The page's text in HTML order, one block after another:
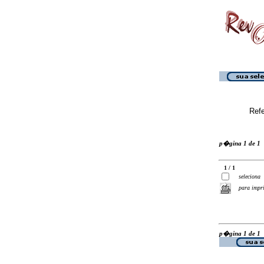
p�gina 1 de 1
1 / 1
seleciona
para
p�gina 1 de 1